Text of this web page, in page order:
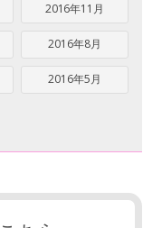
2016年11月
2016年8月
2016年5月